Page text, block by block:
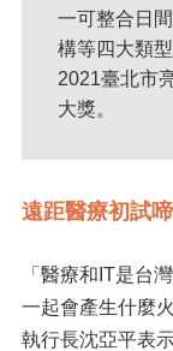
一可整合日
構等四大類
2021臺北市
大獎。
遠距醫療初試
「醫療和IT是台
一起會產生什麼
執行長沈亞平表